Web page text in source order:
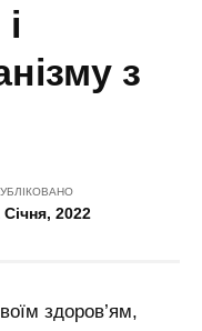
з
Січня, 2022
здоров’ям,